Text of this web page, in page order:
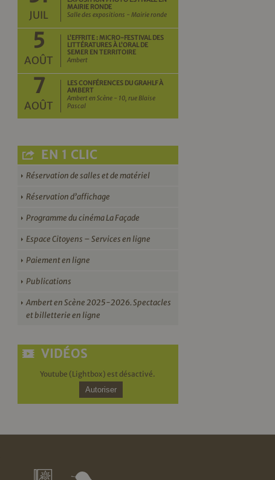
JUIL
MAIRIE RONDE
Salle des expositions - Mairie ronde
5
AOÛT
L’EFFRITE : MICRO-FESTIVAL DES
LITTÉRATURES À L’ORAL DE
SEMER EN TERRITOIRE
Ambert
7
AOÛT
LES CONFÉRENCES DU GRAHLF À
AMBERT
Ambert en Scène - 10, rue Blaise
Pascal
EN 1 CLIC
Réservation de salles et de matériel
Réservation d’affichage
Programme du cinéma La Façade
Espace Citoyens – Services en ligne
Paiement en ligne
Publications
Ambert en Scène 2025-2026. Spectacles
et billetterie en ligne
VIDÉOS
Youtube (Lightbox) est désactivé.
Autoriser